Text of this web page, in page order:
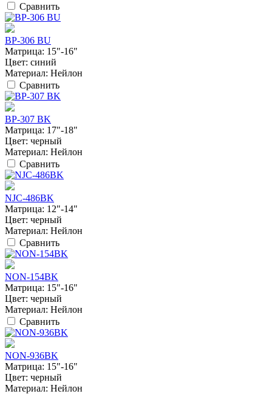
Сравнить
BP-306 BU
Матрица: 15"-16"
Цвет: синий
Материал: Нейлон
Сравнить
BP-307 BK
Матрица: 17"-18"
Цвет: черный
Материал: Нейлон
Сравнить
NJC-486BK
Матрица: 12"-14"
Цвет: черный
Материал: Нейлон
Сравнить
NON-154BK
Матрица: 15"-16"
Цвет: черный
Материал: Нейлон
Сравнить
NON-936BK
Матрица: 15"-16"
Цвет: черный
Материал: Нейлон